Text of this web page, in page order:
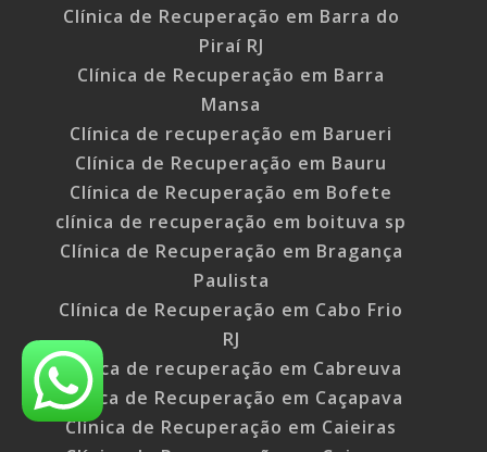
Clínica de Recuperação em Barra do
Piraí RJ
Clínica de Recuperação em Barra
Mansa
Clínica de recuperação em Barueri
Clínica de Recuperação em Bauru
Clínica de Recuperação em Bofete
clínica de recuperação em boituva sp
Clínica de Recuperação em Bragança
Paulista
Clínica de Recuperação em Cabo Frio
RJ
Clínica de recuperação em Cabreuva
Clínica de Recuperação em Caçapava
Clínica de Recuperação em Caieiras